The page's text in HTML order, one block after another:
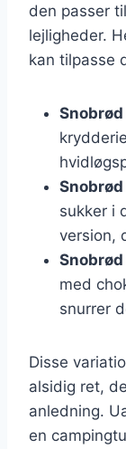
den passer
lejligheder.
kan tilpasse
sukker i
version,
med
snurrer
Disse
alsidig ret,
anledning.
en